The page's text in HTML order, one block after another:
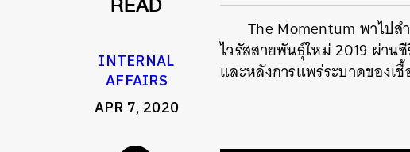
READ
INTERNAL
AFFAIRS
APR 7, 2020
The Momentum พาไปส
ไวรัสสายพันธุ์ใหม่ 2019 ผ่า
และหลังการแพร่ระบาดของเชื้